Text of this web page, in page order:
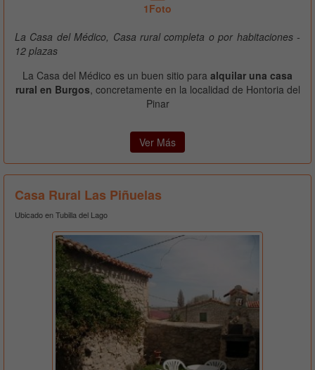
1Foto
La Casa del Médico, Casa rural completa o por habitaciones -
12 plazas
La Casa del Médico es un buen sitio para alquilar una casa
rural en Burgos, concretamente en la localidad de Hontoria del
Pinar
Ver Más
Casa Rural Las Piñuelas
Ubicado en Tubilla del Lago